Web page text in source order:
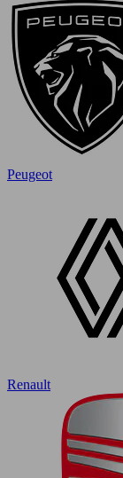
Peugeot
Renault